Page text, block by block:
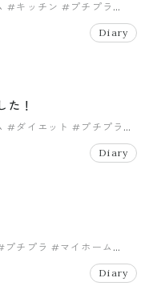
#キッチン #プチプラ
Diary
た！
#ダイエット #プチプラ
Diary
プチプラ #マイホーム
Diary